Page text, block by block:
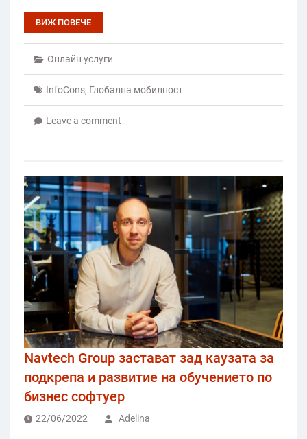
ВИЖ ПОВЕЧЕ
Онлайн услуги
InfoCons, Глобална мобилност
Leave a comment
Navtech Group застават зад каузата за
подкрепа и развитие на обучението по
бизнес софтуер
22/06/2022 Adelina